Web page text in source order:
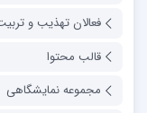
فعالان تهذیب و
قالب محتوا
مجموعه نمایشگاهی